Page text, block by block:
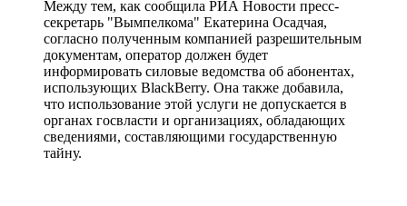
Между тем, как сообщила РИА Новости пресс-
секретарь "Вымпелкома" Екатерина Осадчая,
согласно полученным компанией разрешительным
документам, оператор должен будет
информировать силовые ведомства об абонентах,
использующих BlackBerry. Она также добавила,
что использование этой услуги не допускается в
органах госвласти и организациях, обладающих
сведениями, составляющими государственную
тайну.